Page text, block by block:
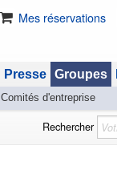
Mes réservations
Groupes
Comités d'entreprise
Presse
Rechercher